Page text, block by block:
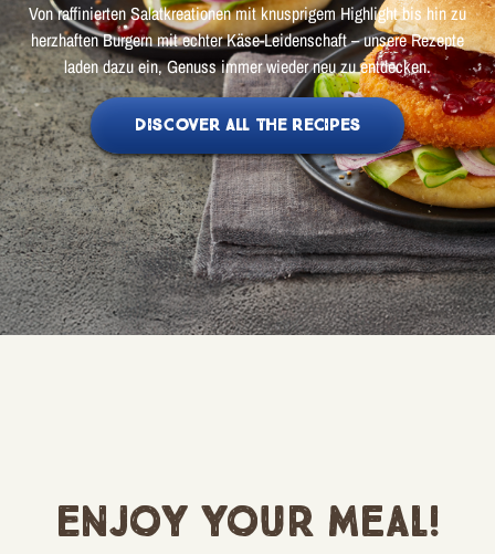
Von raffinierten Salatkreationen mit knusprigem Highlight bis hin zu
herzhaften Burgern mit echter Käse-Leidenschaft – unsere Rezepte
laden dazu ein, Genuss immer wieder neu zu entdecken.
DISCOVER ALL THE RECIPES
Enjoy your meal!